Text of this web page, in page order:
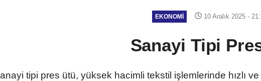
EKONOMI 10 Aralık 2025 -
Sanayi Tipi
tipi pres ütü, yüksek hacimli tekstil işlemlerinde hızlı